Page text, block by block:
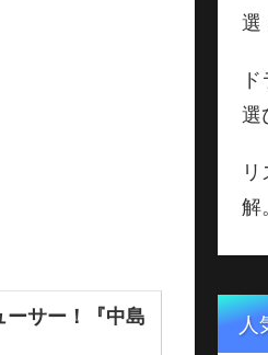
ーサー！『中島
選
選
解
人